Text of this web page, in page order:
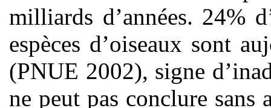
milliards d’années. 24%
espèces d’oiseaux sont
(PNUE 2002), signe
ne peut pas conclure sans